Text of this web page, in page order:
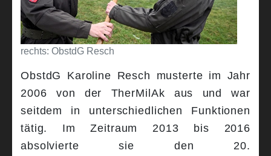
rechts: ObstdG Resch
ObstdG Karoline Resch musterte im Jahr
2006 von der TherMilAk aus und war
seitdem in unterschiedlichen Funktionen
tätig. Im Zeitraum 2013 bis 2016
absolvierte sie den 20.